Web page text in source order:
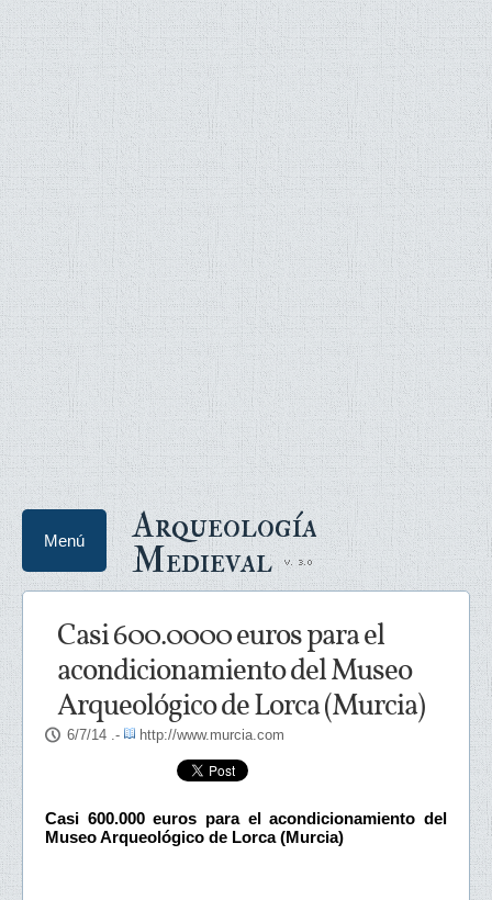
Arqueología
Medieval
Menú
Casi 600.0000 euros para el
acondicionamiento del Museo
Arqueológico de Lorca (Murcia)
6/7/14 .- http://www.murcia.com
Casi 600.000 euros para el acondicionamiento del
Museo Arqueológico de Lorca (Murcia)